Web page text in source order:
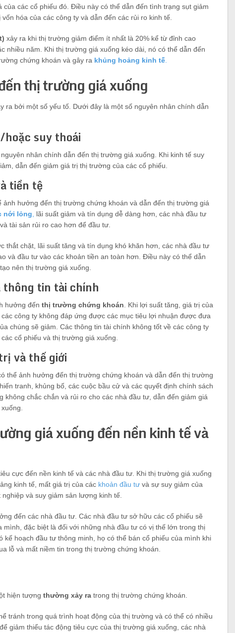
các cổ phiếu đó. Điều này có thể dẫn đến tình trạng sụt giảm
hóa của các công ty và dẫn đến các rủi ro kinh tế.
xảy ra khi thị trường giảm điểm ít nhất là 20% kể từ đỉnh cao
nhiều năm. Khi thị trường giá xuống kéo dài, nó có thể dẫn đến
chứng khoán và gây ra khủng hoảng kinh tế.
thị trường giá xuống
ra bởi một số yếu tố. Dưới đây là một số nguyên nhân chính dẫn
suy thoái
nhân chính dẫn đến thị trường giá xuống. Khi kinh tế suy
dẫn đến giảm giá trị thị trường của các cổ phiếu.
tiền tệ
ảnh hưởng đến thị trường chứng khoán và dẫn đến thị trường giá
nới lỏng
lãi suất giảm và tín dụng dễ dàng hơn, các nhà đầu tư
và tài sản rủi ro cao hơn để đầu tư.
thắt chặt, lãi suất tăng và tín dụng khó khăn hơn, các nhà đầu tư
và đầu tư vào các khoản tiền an toàn hơn. Điều này có thể dẫn
nên thị trường giá xuống.
thông tin tài chính
hưởng đến thị trường chứng khoán . Khi lợi suất tăng, giá trị của
công ty không đáp ứng được các mục tiêu lợi nhuận được đưa
chúng sẽ giảm. Các thông tin tài chính không tốt về các công ty
cổ phiếu và thị trường giá xuống.
và thế giới
thể ảnh hưởng đến thị trường chứng khoán và dẫn đến thị trường
tranh, khủng bố, các cuộc bầu cử và các quyết định chính sách
không chắc chắn và rủi ro cho các nhà đầu tư, dẫn đến giảm giá
giá xuống đến nền kinh tế và
cực đến nền kinh tế và các nhà đầu tư. Khi thị trường giá xuống
kinh tế, mất giá trị của các khoản đầu tưvà sự suy giảm của
và suy giảm sản lượng kinh tế.
đến các nhà đầu tư. Các nhà đầu tư sở hữu các cổ phiếu sẽ
mình, đặc biệt là đối với những nhà đầu tư có vị thế lớn trong thị
kế hoạch đầu tư thông minh, họ có thể bán cổ phiếu của mình khi
lỗ và mất niềm tin trong thị trường chứng khoán.
hiện tượngthường xảy ra trong thị trường chứng khoán.
tránh trong quá trình hoạt động của thị trường và có thể có nhiều
giảm thiểu tác động tiêu cực của thị trường giá xuống, các nhà